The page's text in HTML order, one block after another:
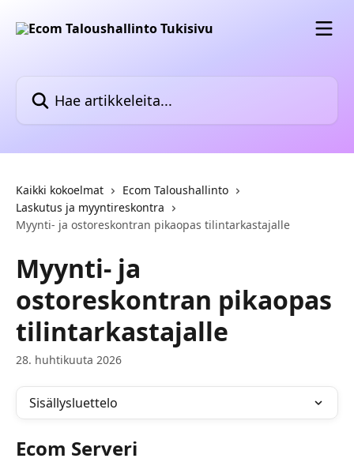
Kaikki kokoelmat
Ecom Taloushallinto
Laskutus ja myyntireskontra
Myynti- ja ostoreskontran pikaopas tilintarkastajalle
Myynti- ja
ostoreskontran pikaopas
tilintarkastajalle
28. huhtikuuta 2026
Sisällysluettelo
Ecom Serveri